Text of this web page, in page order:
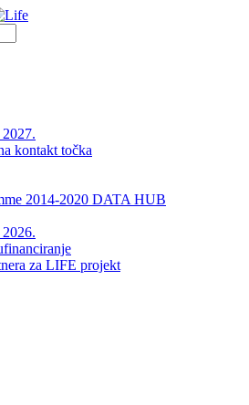
kontakt točka
2014-2020 DATA HUB
za LIFE projekt